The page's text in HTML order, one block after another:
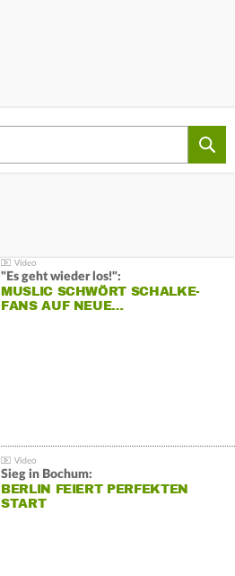
"Es geht wieder los!":
MUSLIC SCHWÖRT SCHALKE-
FANS AUF NEUE…
Sieg in Bochum:
BERLIN FEIERT PERFEKTEN
START